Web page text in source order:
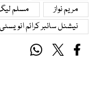
مریم نواز
مسلم
نیشنل سائبر کرائم